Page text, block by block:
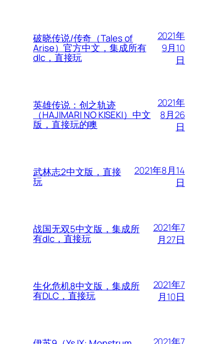
破晓传说/传奇（Tales of
Arise）官方中文，集成所有
dlc，直接玩
2021年
9月10
日
英雄传说：创之轨迹
（HAJIMARI NO KISEKI）中文
版，直接玩的噢
2021年
8月26
日
武林志2中文版，直接
玩
2021年8月14
日
战国无双5中文版，集成所
有dlc，直接玩
2021年7
月27日
生化危机8中文版，集成所
有DLC，直接玩
2021年7
月10日